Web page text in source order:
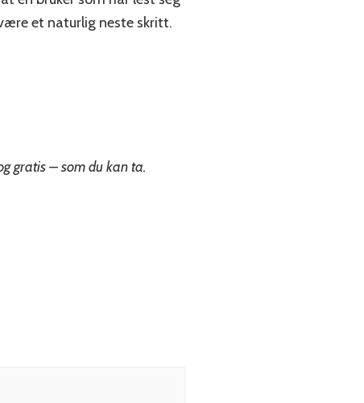
et naturlig neste skritt.
gratis – som du kan ta.